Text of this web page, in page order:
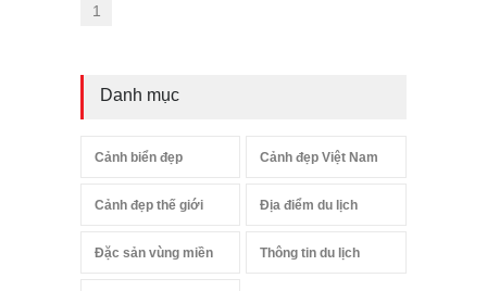
1
Danh mục
Cảnh biển đẹp Cảnh đẹp Việt Nam
Cảnh đẹp thế giới Địa điểm du lịch
Đặc sản vùng miền Thông tin du lịch